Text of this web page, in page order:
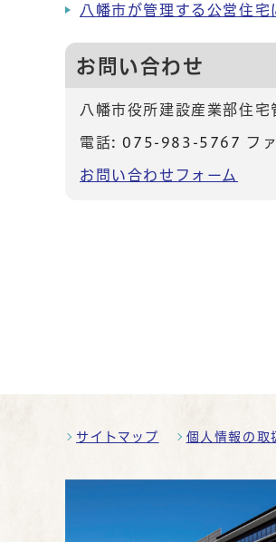
八幡市が管理する公営住
お問い合わせ
八幡市役所建設産業部住宅
電話:075-983-5767 フ
お問い合わせフォーム
サイトマップ 個人情報の取